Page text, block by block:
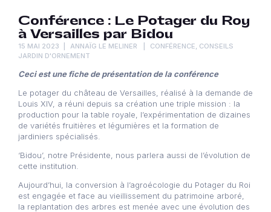
Conférence : Le Potager du Roy
à Versailles par Bidou
15 MAI 2023 ANNAÏG LE MELINER CONFÉRENCE, CONSEILS
JARDIN D'ORNEMENT
Ceci est une fiche de présentation de la conférence
Le potager du château de Versailles, réalisé à la demande de
Louis XIV, a réuni depuis sa création une triple mission : la
production pour la table royale, l’expérimentation de dizaines
de variétés fruitières et légumières et la formation de
jardiniers spécialisés.
‘Bidou’, notre Présidente, nous parlera aussi de l’évolution de
cette institution.
Aujourd’hui, la conversion à l’agroécologie du Potager du Roi
est engagée et face au vieillissement du patrimoine arboré,
la replantation des arbres est menée avec une évolution des